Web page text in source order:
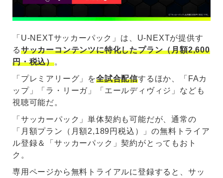
「U-NEXTサッカーパック」は、U-NEXTが提供す
るサッカーコンテンツに特化したプラン（月額2,600
円・税込）。
「プレミアリーグ」を全試合配信するほか、「FAカ
ップ」「ラ・リーガ」「エールディヴィジ」なども
視聴可能だ。
「サッカーパック」単体契約も可能だが、通常の
「月額プラン（月額2,189円税込）」の無料トライア
ル登録＆「サッカーパック」契約がとってもおト
ク。
専用ページから無料トライアルに登録すると、サッ